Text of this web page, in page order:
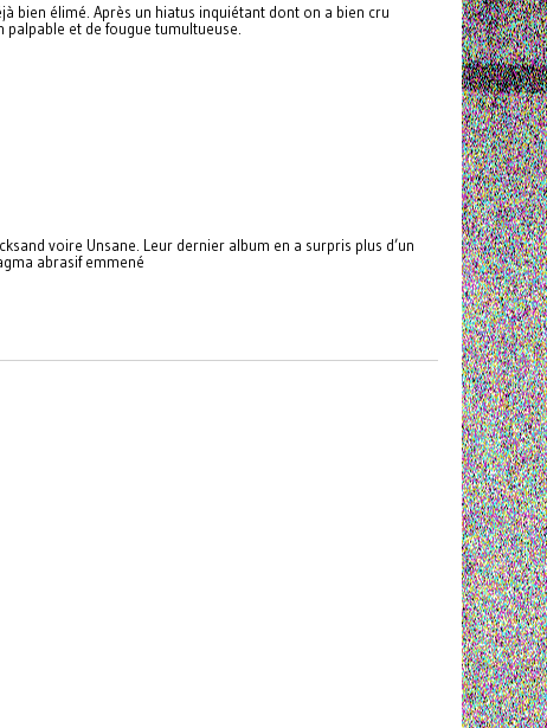
bien élimé. Après un hiatus inquiétant dont on a bien cru
et de fougue tumultueuse.
voire Unsane. Leur dernier album en a surpris plus d’un
abrasif emmené